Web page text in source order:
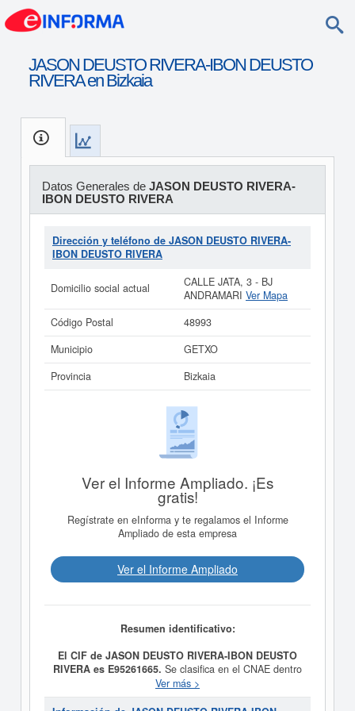
JASON DEUSTO RIVERA-IBON DEUSTO
RIVERA en Bizkaia
Datos Generales de JASON DEUSTO RIVERA-
IBON DEUSTO RIVERA
Dirección y teléfono de JASON DEUSTO RIVERA-
IBON DEUSTO RIVERA
Domicilio social actual
CALLE JATA, 3 - BJ
ANDRAMARI Ver Mapa
Código Postal
48993
Municipio
GETXO
Provincia
Bizkaia
Ver el Informe Ampliado. ¡Es
gratis!
Regístrate en eInforma y te regalamos el Informe
Ampliado de esta empresa
Ver el Informe Ampliado
Resumen identificativo:
El CIF de JASON DEUSTO RIVERA-IBON DEUSTO
RIVERA es E95261665. Se clasifica en el CNAE dentro
de la categoría 6812 - Promoción inmobiliaria. La
empresaJASON DEUSTO RIVERA-IBON DEUSTO
Ver más >